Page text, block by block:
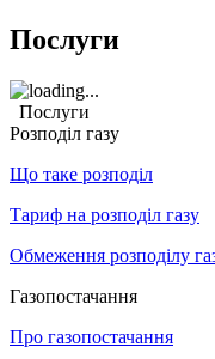
Послуги
Послуги
Розподіл газу
Що таке розподіл
Тариф на розподіл газу
Обмеження розподілу
Газопостачання
Про газопостачання